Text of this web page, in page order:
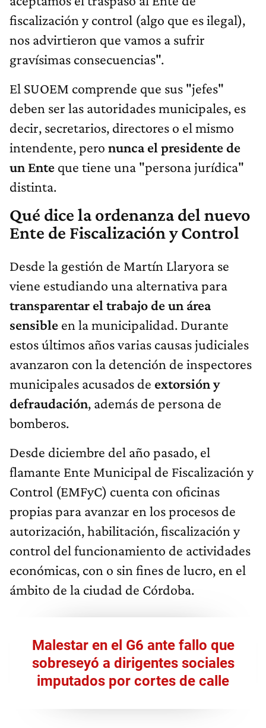
fiscalización y control (algo que es ilegal),
nos advirtieron que vamos a sufrir
gravísimas consecuencias".
El SUOEM comprende que sus "jefes"
deben ser las autoridades municipales, es
decir, secretarios, directores o el mismo
intendente, pero nunca el presidente de
un Ente que tiene una "persona jurídica"
distinta.
Qué dice la ordenanza del nuevo
Ente de Fiscalización y Control
Desde la gestión de Martín Llaryora se
viene estudiando una alternativa para
transparentar el trabajo de un área
sensible en la municipalidad. Durante
estos últimos años varias causas judiciales
avanzaron con la detención de inspectores
municipales acusados de extorsión y
defraudación, además de persona de
bomberos.
Desde diciembre del año pasado, el
flamante Ente Municipal de Fiscalización y
Control (EMFyC) cuenta con oficinas
propias para avanzar en los procesos de
autorización, habilitación, fiscalización y
control del funcionamiento de actividades
económicas, con o sin fines de lucro, en el
ámbito de la ciudad de Córdoba.
Malestar en el G6 ante fallo que
sobreseyó a dirigentes sociales
imputados por cortes de calle